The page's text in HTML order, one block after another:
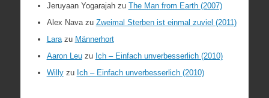
Jeruyaan Yogarajahzu The Man from Earth (2007)
Alex Navazu Zweimal Sterben ist einmal zuviel (2011)
Larazu Männerhort
Aaron Leuzu Ich – Einfach unverbesserlich (2010)
Willyzu Ich – Einfach unverbesserlich (2010)